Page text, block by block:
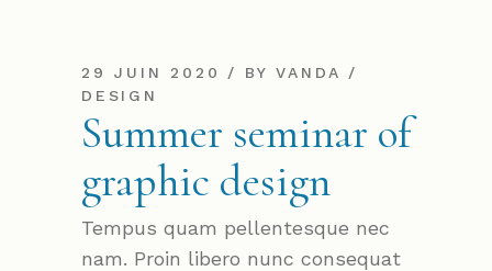
29 JUIN 2020 BY VANDA
DESIGN
Summer seminar of
graphic design
Tempus quam pellentesque nec
nam. Proin libero nunc consequat